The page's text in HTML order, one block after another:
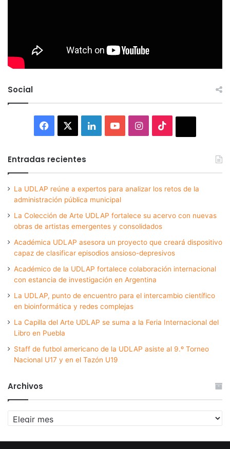
Social
Facebook LinkedInYouTubeInstagram
Entradas recientes
La UDLAP reúne a expertos para analizar los retos de la
administración pública municipal
La Colección de Arte UDLAP fortalece su acervo con nuevas
obras de artistas emergentes y consolidados
Académica UDLAP asesora un proyecto que creará dispositivo
capaz de clasificar episodios ansioso-depresivos
Académico de la UDLAP fortalece colaboración internacional
con estancia de investigación en Argentina
La UDLAP, punto de encuentro para el intercambio científico
en bioinformática y redes complejas
La Capilla del Arte UDLAP se suma a la Feria Internacional del
Libro en Puebla
Staff de futbol americano de la UDLAP asiste al 9.º Torneo
Nacional U17 y en el Tazón U19
Archivos
Archivos